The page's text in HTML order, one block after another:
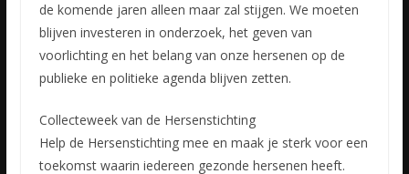
de komende jaren alleen maar zal stijgen. We moeten
blijven investeren in onderzoek, het geven van
voorlichting en het belang van onze hersenen op de
publieke en politieke agenda blijven zetten.
Collecteweek van de Hersenstichting
Help de Hersenstichting mee en maak je sterk voor een
toekomst waarin iedereen gezonde hersenen heeft.